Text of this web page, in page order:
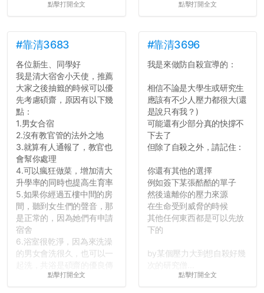
點擊打開全文
果有的話）前就失去興趣。
的聲明一樣正式，但至少在
用字上多加留意。有些語句
用說的可能會引人發笑或多
讓人感到疲乏。
2. 文章主題不明
在學生會臉書的貼文中
可以看到，全篇文章以連字
符分為九段，各段可總結
自我介紹
個人經歷（進入大學
前）
個人經歷（大一至
大...
點擊打開全文
#靠清3683
各位新生、同學好
我是清大宿舍小天使，推薦
大家之後抽籤的時候可以優
先考慮碩齋，原因有以下幾
點：
1.男女合宿
2.沒有教官管的法外之地
3.就算有人通報了，教官也
會幫你處理
4.可以瘋狂做菜，增加清大
升學率的同時也提高生育率
5.如果你經過五樓中間的房
間，聽到女生們的聲音，那
是正常的，因為她們有申請
宿舍
6.浴室很乾淨，因為來洗澡
的男女會洗很久，也可以一
點擊打開全文
#靠清3696
我是來做防自殺宣導的：
相信不論是大學生或研究生
應該有不少人壓力都很大(還
是說只有我？)
可能還有少部分真的快撐不
下去了
但除了自殺之外，請記住：
你還有其他的選擇
例如簽下某張酷酷的單子
然後遠離你的壓力來源
在生命受到威脅的時候
其他任何東西都是可以先放
下的
by某個壓力大到想自殺好幾
點擊打開全文